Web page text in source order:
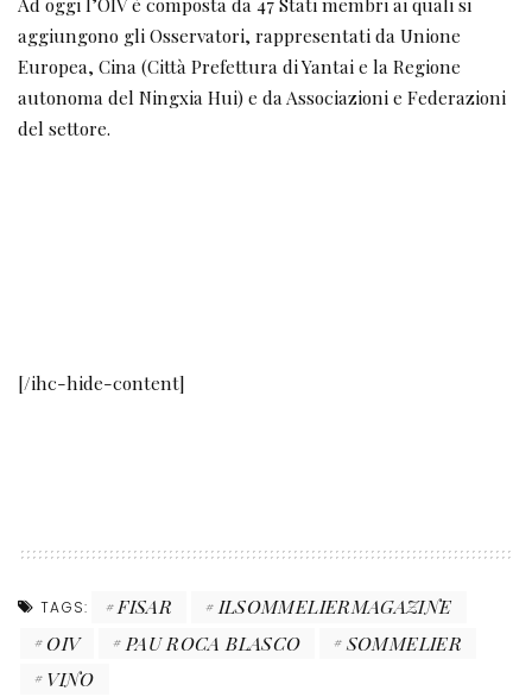
aggiungono gli Osservatori, rappresentati da Unione
Europea, Cina (Città Prefettura di Yantai e la Regione
autonoma del Ningxia Hui) e da Associazioni e Federazioni
del settore.
[/ihc-hide-content]
TAGS: FISAR
ILSOMMELIERMAGAZINE
OIV
PAU ROCA BLASCO
SOMMELIER
VINO